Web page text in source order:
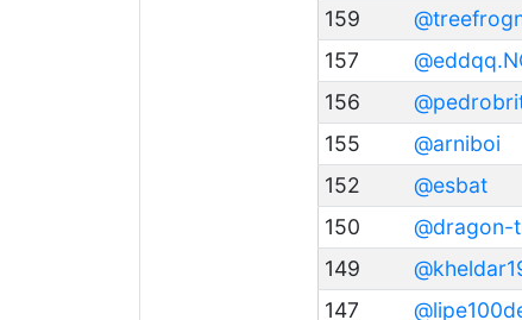
159
157
156
155
@arniboi
152
@esbat
150
@dragon-
149
147